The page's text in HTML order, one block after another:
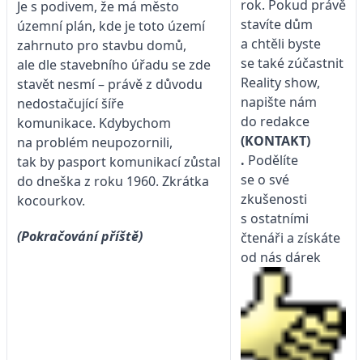
Je s podivem, že má město
územní plán, kde je toto území
zahrnuto pro stavbu domů,
ale dle stavebního úřadu se zde
stavět nesmí – právě z důvodu
nedostačující šíře
komunikace. Kdybychom
na problém neupozornili,
tak by pasport komunikací zůstal
do dneška z roku 1960. Zkrátka
kocourkov.
(Pokračování příště)
rok. Pokud právě
stavíte dům
a chtěli byste
se také zúčastnit
Reality show,
napište nám
do redakce
(KONTAKT)
. Podělíte
se o své
zkušenosti
s ostatními
čtenáři a získáte
od nás dárek